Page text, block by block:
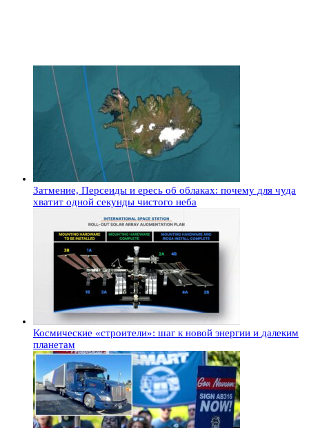
Затмение, Персеиды и ересь об облаках: почему для чуда
хватит одной секунды чистого неба
Космические «строители»: шаг к новой энергии и далеким
планетам